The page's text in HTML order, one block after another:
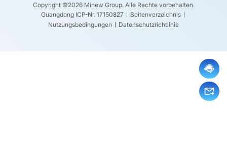
Copyright ©2026 Minew Group. Alle Rechte vorbehalten.
Guangdong ICP-Nr. 17150827
Seitenverzeichnis
Nutzungsbedingungen
Datenschutzrichtlinie